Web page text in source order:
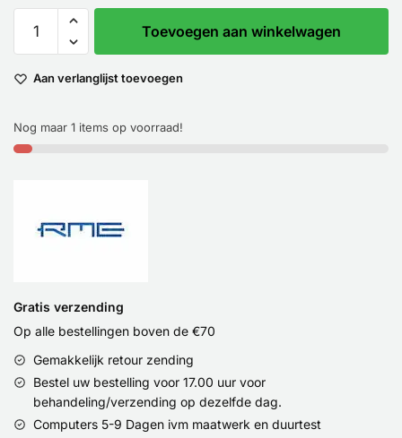
Toevoegen aan winkelwagen
Aan verlanglijst toevoegen
Nog maar 1 items op voorraad!
Gratis verzending
Op alle bestellingen boven de €70
Gemakkelijk retour zending
Bestel uw bestelling voor 17.00 uur voor
behandeling/verzending op dezelfde dag.
Computers 5-9 Dagen ivm maatwerk en duurtest